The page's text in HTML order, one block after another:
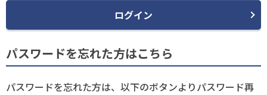
ログイン
パスワードを忘れた方はこちら
パスワードを忘れた方は、以下のボタンよりパスワード再